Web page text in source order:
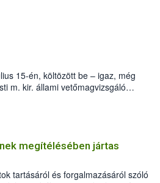
15-én, költözött be – igaz, még
m. kir. állami vetőmagvizsgáló
szám alatti, Czigler Győző által
megítélésében jártas
tartásáról és forgalmazásáról szóló